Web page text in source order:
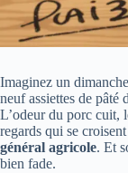
Imaginez un
neuf assiettes de pâté
L’odeur du porc cuit,
regards qui se
général agricole. Et
bien fade.